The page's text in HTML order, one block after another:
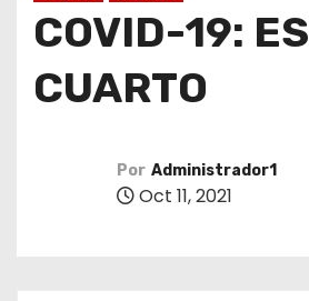
COVID-19:
CUARTO
Por Administrador1
Oct 11, 2021